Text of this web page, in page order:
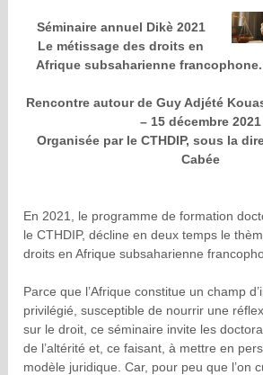
Séminaire annuel Dikè 2021
Le métissage des droits en
Afrique subsaharienne
Rencontre autour de Guy Adjété
– 15 décembre 2021
Organisée par le CTHDIP, sous la
Cabée
En 2021, le programme de formation
le CTHDIP, décline en deux temps le
droits en Afrique subsaharienne
Parce que l’Afrique constitue un champ
privilégié, susceptible de nourrir une
sur le droit, ce séminaire invite les
de l’altérité et, ce faisant, à mettre en
modèle juridique. Car, pour peu que l’on